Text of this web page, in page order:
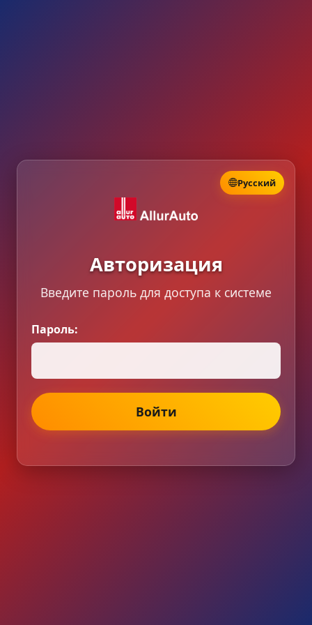
Русский
Авторизация
Введите пароль для доступа к системе
Пароль:
Войти